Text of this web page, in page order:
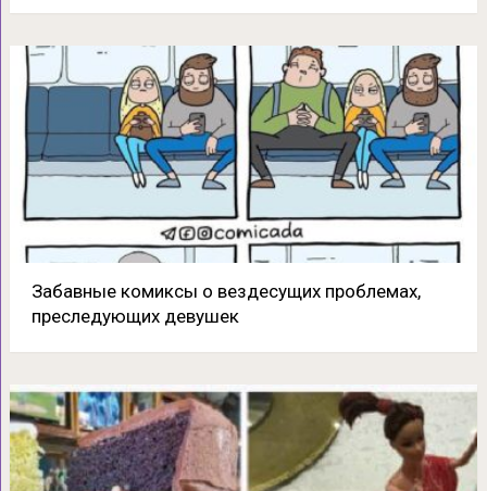
Забавные комиксы о вездесущих проблемах,
преследующих девушек